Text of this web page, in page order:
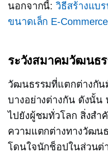
นอกจากนี้:วิธีสร้างแบ
ขนาดเล็ก E-Commerce
ระวังสมาคมวัฒนธ
วัฒนธรรมที่แตกต่างกัน
บางอย่างต่างกัน ดังนั้
ไปยังผู้ชมทั่วโลก สิ่งสำ
ความแตกต่างทางวัฒน
โดนใจนักช็อปในส่วนต่